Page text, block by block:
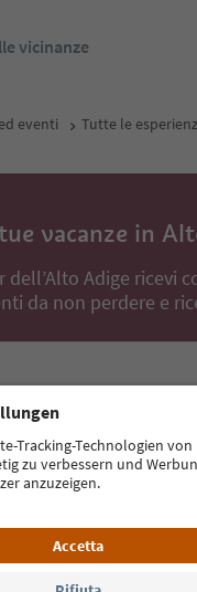
vicinanze
eventi Tutte le
vacanze in
Adige ricevi
da non perdere e
Iscriviti alla newsletter